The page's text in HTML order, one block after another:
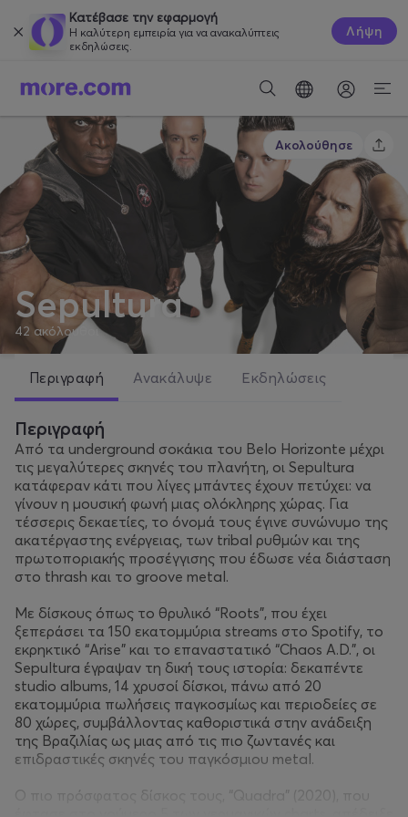
Κατέβασε την εφαρμογή
Η καλύτερη εμπειρία για να ανακαλύπτεις
εκδηλώσεις.
Λήψη
Sepultura
42 ακόλουθοι
Ακολούθησε
Περιγραφή Ανακάλυψε Εκδηλώσεις
Περιγραφή
Από τα underground σοκάκια του Belo Horizonte μέχρι
τις μεγαλύτερες σκηνές του πλανήτη, οι Sepultura
κατάφεραν κάτι που λίγες μπάντες έχουν πετύχει: να
γίνουν η μουσική φωνή μιας ολόκληρης χώρας. Για
τέσσερις δεκαετίες, το όνομά τους έγινε συνώνυμο της
ακατέργαστης ενέργειας, των tribal ρυθμών και της
πρωτοποριακής προσέγγισης που έδωσε νέα διάσταση
στο thrash και το groove metal.
Με δίσκους όπως το θρυλικό “Roots”, που έχει
ξεπεράσει τα 150 εκατομμύρια streams στο Spotify, το
εκρηκτικό “Arise” και το επαναστατικό “Chaos A.D.”, οι
Sepultura έγραψαν τη δική τους ιστορία: δεκαπέντε
studio albums, 14 χρυσοί δίσκοι, πάνω από 20
εκατομμύρια πωλήσεις παγκοσμίως και περιοδείες σε
80 χώρες, συμβάλλοντας καθοριστικά στην ανάδειξη
της Βραζιλίας ως μιας από τις πιο ζωντανές και
επιδραστικές σκηνές του παγκόσμιου metal.
Ο πιο πρόσφατος δίσκος τους, “Quadra” (2020), που